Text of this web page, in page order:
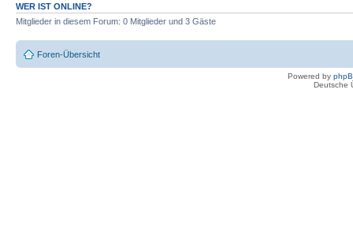
WER IST ONLINE?
Mitglieder in diesem Forum: 0 Mitglieder und 3 Gäste
Foren-Übersicht
Powered by
Deutsche